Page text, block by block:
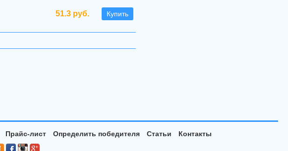
51.3 руб. Купить
Прайс-лист Определить победителя Статьи
Контакты